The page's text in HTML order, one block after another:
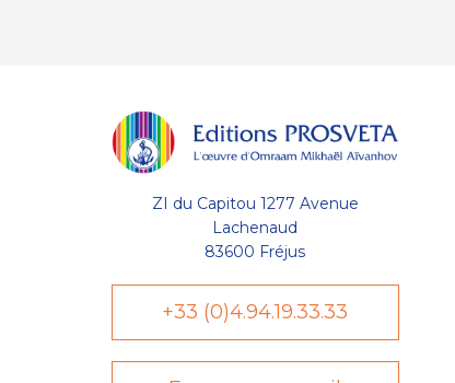
ZI du Capitou 1277 Avenue
Lachenaud
83600 Fréjus
+33 (0)4.94.19.33.33